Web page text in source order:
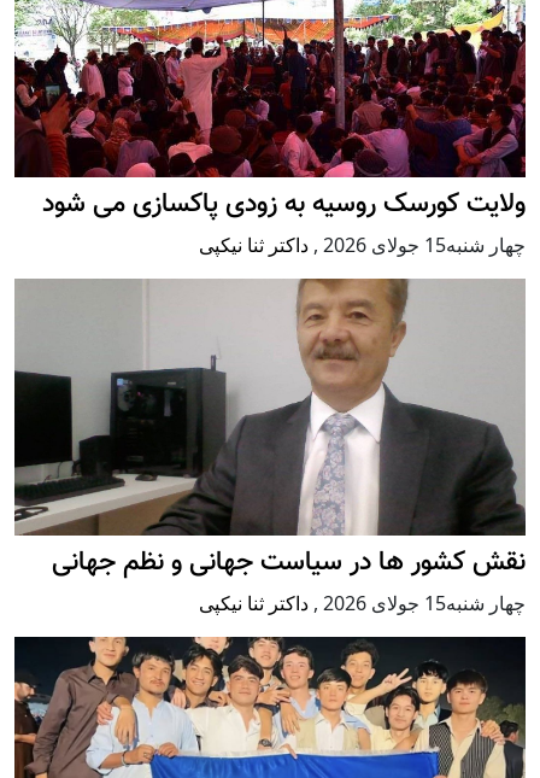
ولایت کورسک روسیه به زودی پاکسازی می شود
چهار شنبه15 جولای 2026 , داکتر ثنا نیکپی
نقش کشور ها در سیاست جهانی و نظم جهانی
چهار شنبه15 جولای 2026 , داکتر ثنا نیکپی